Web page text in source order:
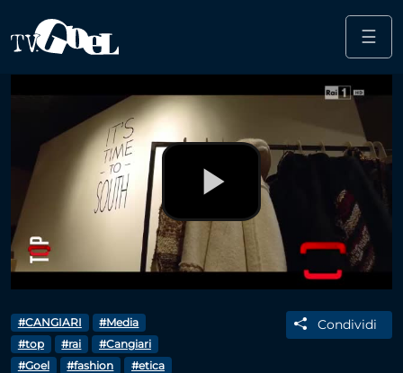
Salta al contenuto principale
☰
Play
Video
#CANGIARI
#Media
#top
#rai
#Cangiari
#Goel
#fashion
#etica
Condividi